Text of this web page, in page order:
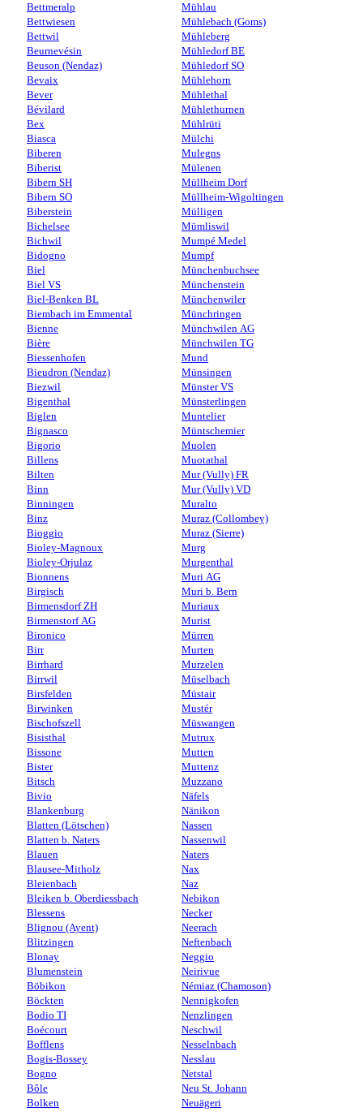
Bettmeralp
Bettwiesen
Bettwil
Beurnevésin
Beuson (Nendaz)
Bevaix
Bever
Bévilard
Bex
Biasca
Biberen
Biberist
Bibern SH
Bibern SO
Biberstein
Bichelsee
Bichwil
Bidogno
Biel
Biel VS
Biel-Benken BL
Biembach im Emmental
Bienne
Bière
Biessenhofen
Bieudron (Nendaz)
Biezwil
Bigenthal
Biglen
Bignasco
Bigorio
Billens
Bilten
Binn
Binningen
Binz
Bioggio
Bioley-Magnoux
Bioley-Orjulaz
Bionnens
Birgisch
Birmensdorf ZH
Birmenstorf AG
Bironico
Birr
Birrhard
Birrwil
Birsfelden
Birwinken
Bischofszell
Bisisthal
Bissone
Bister
Bitsch
Bivio
Blankenburg
Blatten (Lötschen)
Blatten b. Naters
Blauen
Blausee-Mitholz
Bleienbach
Bleiken b. Oberdiessbach
Blessens
Blignou (Ayent)
Blitzingen
Blonay
Blumenstein
Böbikon
Böckten
Bodio TI
Boécourt
Bofflens
Bogis-Bossey
Bogno
Bôle
Bolken
Mühlau
Mühlebach (Goms)
Mühleberg
Mühledorf BE
Mühledorf SO
Mühlehorn
Mühlethal
Mühlethurnen
Mühlrüti
Mülchi
Mulegns
Mülenen
Müllheim Dorf
Müllheim-Wigoltingen
Mülligen
Mümliswil
Mumpé Medel
Mumpf
Münchenbuchsee
Münchenstein
Münchenwiler
Münchringen
Münchwilen AG
Münchwilen TG
Mund
Münsingen
Münster VS
Münsterlingen
Muntelier
Müntschemier
Muolen
Muotathal
Mur (Vully) FR
Mur (Vully) VD
Muralto
Muraz (Collombey)
Muraz (Sierre)
Murg
Murgenthal
Muri AG
Muri b. Bern
Muriaux
Murist
Mürren
Murten
Murzelen
Müselbach
Müstair
Mustér
Müswangen
Mutrux
Mutten
Muttenz
Muzzano
Näfels
Nänikon
Nassen
Nassenwil
Naters
Nax
Naz
Nebikon
Necker
Neerach
Neftenbach
Neggio
Neirivue
Némiaz (Chamoson)
Nennigkofen
Nenzlingen
Neschwil
Nesselnbach
Nesslau
Netstal
Neu St. Johann
Neuägeri